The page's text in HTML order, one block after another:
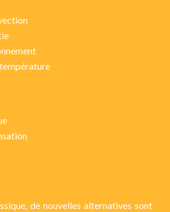
de nouvelles alternatives sont